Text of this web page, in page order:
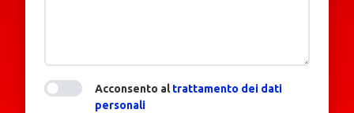
Acconsento altrattamento dei dati
personali